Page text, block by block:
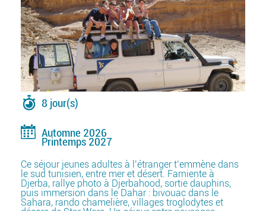
8 jour(s)
Automne 2026
Printemps 2027
Ce séjour jeunes adultes à l’étranger t’emmène dans
le sud tunisien, entre mer et désert. Farniente à
Djerba, rallye photo à Djerbahood, sortie dauphins,
puis immersion dans le Dahar : bivouac dans le
Sahara, rando chamelière, villages troglodytes et